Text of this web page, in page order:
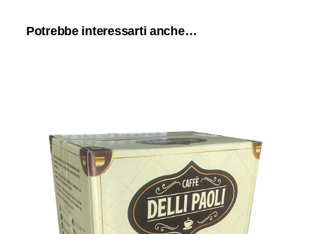
Potrebbe interessarti anche…
150 cialde filtrocarta ESE 44 mm